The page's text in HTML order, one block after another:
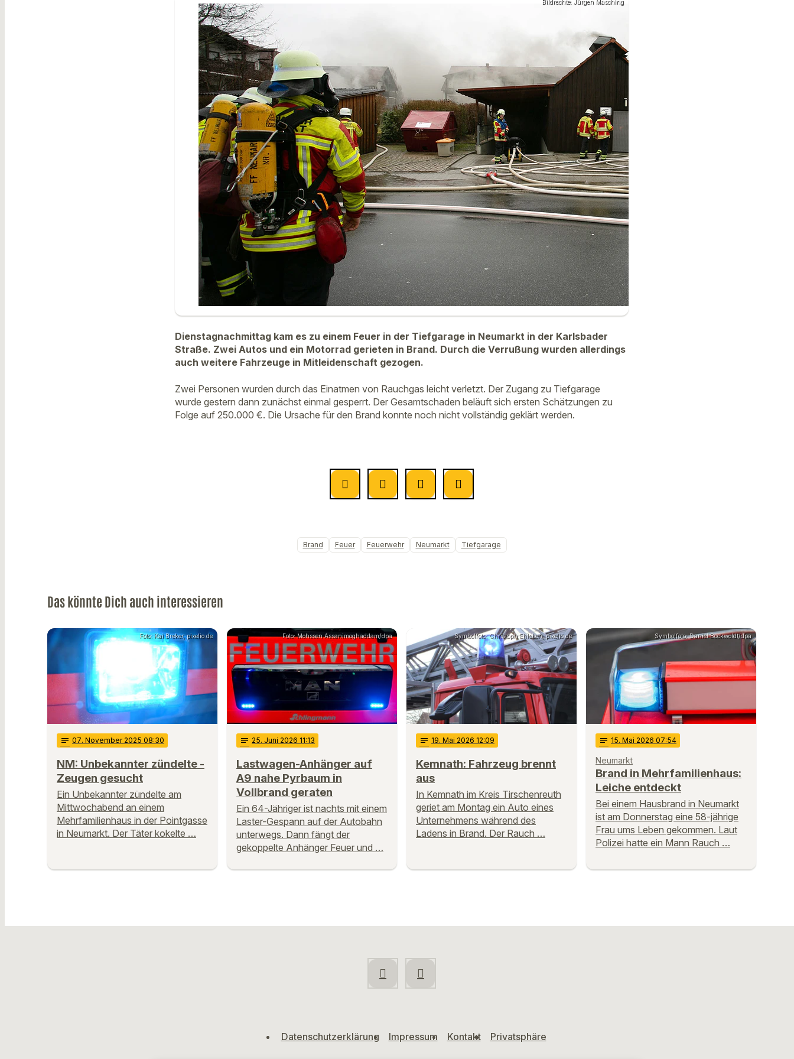
Bildrechte: Jürgen Masching
Dienstagnachmittag kam es zu einem Feuer in der Tiefgarage in Neumarkt in der Karlsbader
Straße. Zwei Autos und ein Motorrad gerieten in Brand. Durch die Verrußung wurden allerdings
auch weitere Fahrzeuge in Mitleidenschaft gezogen.
Zwei Personen wurden durch das Einatmen von Rauchgas leicht verletzt. Der Zugang zu Tiefgarage
wurde gestern dann zunächst einmal gesperrt. Der Gesamtschaden beläuft sich ersten Schätzungen zu
Folge auf 250.000 €. Die Ursache für den Brand konnte noch nicht vollständig geklärt werden.
Brand Feuer Feuerwehr Neumarkt Tiefgarage
Das könnte Dich auch interessieren
Foto: Kai Breker, pixelio.de
notes 07. November 2025 08:30
NM: Unbekannter zündelte -
Zeugen gesucht
Ein Unbekannter zündelte am
Mittwochabend an einem
Mehrfamilienhaus in der Pointgasse
in Neumarkt. Der Täter kokelte …
Foto: Mohssen Assanimoghaddam/dpa
notes 25. Juni 2026 11:13
Lastwagen-Anhänger auf
A9 nahe Pyrbaum in
Vollbrand geraten
Ein 64-Jähriger ist nachts mit einem
Laster-Gespann auf der Autobahn
unterwegs. Dann fängt der
gekoppelte Anhänger Feuer und …
Symbolfoto: Christoph Ehleben, pixelio.de
notes 19. Mai 2026 12:09
Kemnath: Fahrzeug brennt
aus
In Kemnath im Kreis Tirschenreuth
geriet am Montag ein Auto eines
Unternehmens während des
Ladens in Brand. Der Rauch …
Symbolfoto: Daniel Bockwoldt/dpa
notes 15. Mai 2026 07:54
Neumarkt
Brand in Mehrfamilienhaus:
Leiche entdeckt
Bei einem Hausbrand in Neumarkt
ist am Donnerstag eine 58-jährige
Frau ums Leben gekommen. Laut
Polizei hatte ein Mann Rauch …
Datenschutzerklärung Impressum Kontakt Privatsphäre